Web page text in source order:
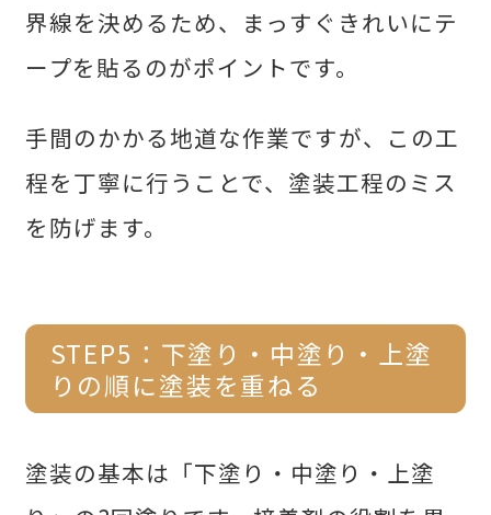
界線を決めるため、まっすぐきれいにテ
ープを貼るのがポイントです。
手間のかかる地道な作業ですが、この工
程を丁寧に行うことで、塗装工程のミス
を防げます。
STEP5：下塗り・中塗り・上塗
りの順に塗装を重ねる
塗装の基本は「下塗り・中塗り・上塗